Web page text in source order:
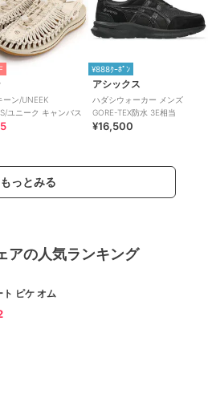
ーン/UNEEK
ユニーク キャンバス
¥888ｸｰﾎﾟﾝ
アシックス
ハダシウォーカー メンズ
GORE-TEX防水 3E相当
¥16,500
もっとみる
アの人気ランキング
ト ピケ オム